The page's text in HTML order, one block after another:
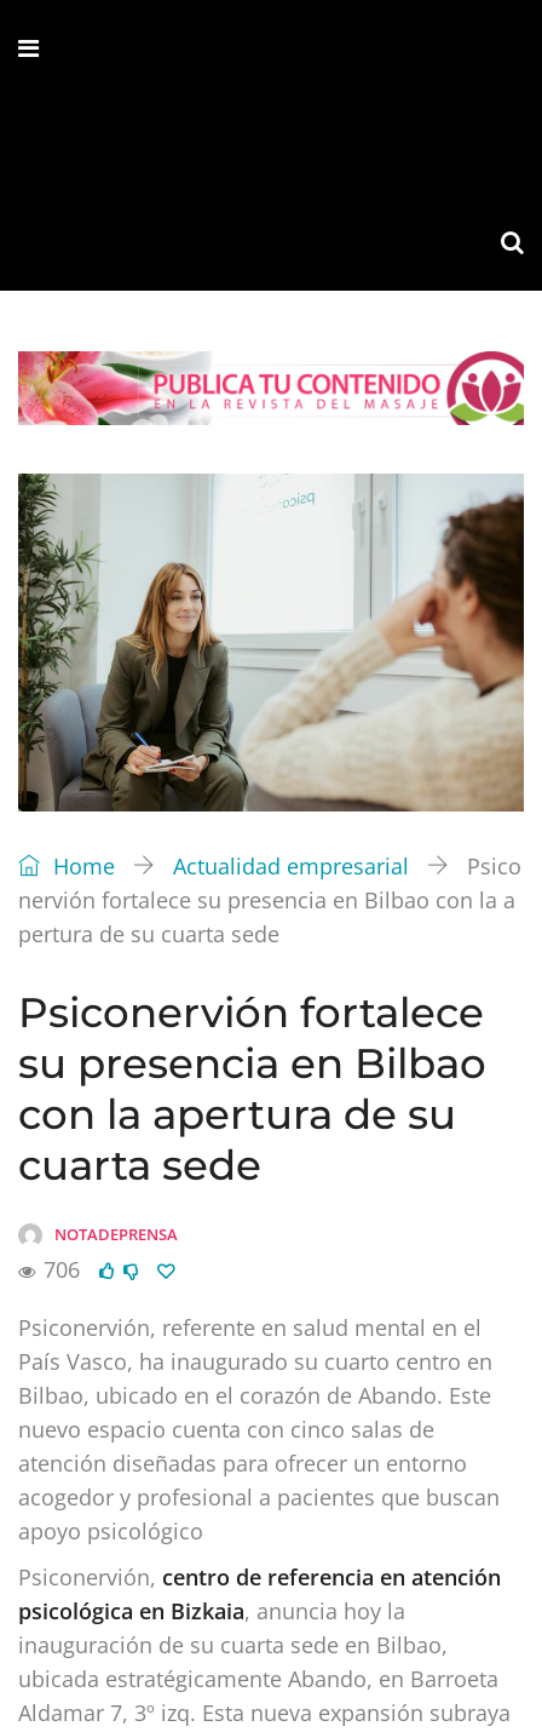
Home Actualidad empresarial
Psico
nervión fortalece su presencia en Bilbao con la a
pertura de su cuarta sede
Psiconervión fortalece
su presencia en Bilbao
con la apertura de su
cuarta sede
NOTADEPRENSA
706
Psiconervión, referente en salud mental en el
País Vasco, ha inaugurado su cuarto centro en
Bilbao, ubicado en el corazón de Abando. Este
nuevo espacio cuenta con cinco salas de
atención diseñadas para ofrecer un entorno
acogedor y profesional a pacientes que buscan
apoyo psicológico
Psiconervión, centro de referencia en atención
psicológica en Bizkaia, anuncia hoy la
inauguración de su cuarta sede en Bilbao,
ubicada estratégicamente Abando, en Barroeta
Aldamar 7, 3º izq. Esta nueva expansión subraya